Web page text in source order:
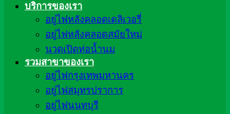
บริการของเรา
อยู่ไฟหลังคลอดเดลิเวอรี่
อยู่ไฟหลังคลอดสมัยใหม่
นวดเปิดท่อน้ำนม
รวมสาขาของเรา
อยู่ไฟกรุงเทพมหานคร
อยู่ไฟสมุทรปราการ
อยู่ไฟนนทบุรี